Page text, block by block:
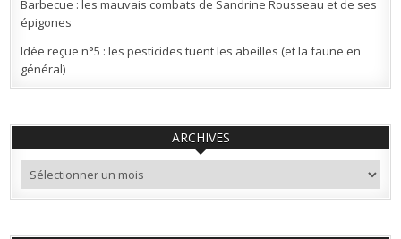
Barbecue : les mauvais combats de Sandrine Rousseau et de ses
épigones
Idée reçue n°5 : les pesticides tuent les abeilles (et la faune en
général)
ARCHIVES
Archives